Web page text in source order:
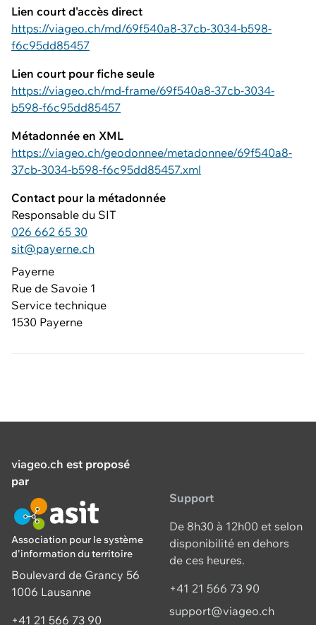
Lien court d'accès direct
https://viageo.ch/md/69f540a8-37cb-3034-b598-
f6c95dd85457
Lien court pour fiche seule
https://viageo.ch/md-frame/69f540a8-37cb-3034-
b598-f6c95dd85457
Métadonnée en XML
https://viageo.ch/geodonnee/metadonnee/69f540a8-
37cb-3034-b598-f6c95dd85457.xml
Contact pour la métadonnée
Responsable du SIT
026 662 65 30
sit@payerne.ch
Payerne
Rue de Savoie 1
Service technique
1530 Payerne
viageo.ch est proposé
par
Association pour le système
d'information du territoire
Boulevard de Grancy 56
1006 Lausanne
+41 21 566 73 90
Support
De 8h30 à 12h00 et selon
disponibilité en dehors
de ces heures.
+41 21 566 73 90
support@viageo.ch